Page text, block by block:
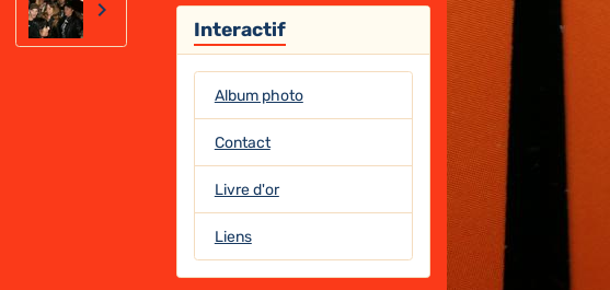
Interactif
Album photo
Contact
Livre d'or
Liens